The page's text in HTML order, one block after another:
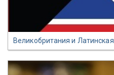
Великобритания и